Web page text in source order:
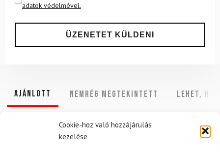
Cookie-hoz való hozzájárulás
kezelése
adatok védelmével.
Ajánlott NEMRÉG MEGTEKINTETT Lehet,